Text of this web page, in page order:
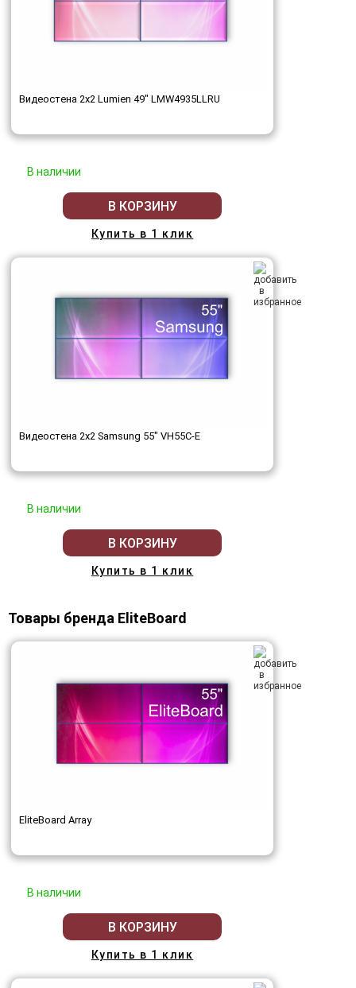
Видеостена 2x2 Lumien 49" LMW4935LLRU
В наличии
В КОРЗИНУ
Купить в 1 клик
Видеостена 2x2 Samsung 55" VH55C-E
В наличии
В КОРЗИНУ
Купить в 1 клик
Товары бренда EliteBoard
EliteBoard Array
В наличии
В КОРЗИНУ
Купить в 1 клик